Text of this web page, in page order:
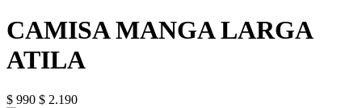
CAMISA MANGA LARGA
ATILA
$ 990 $ 2.190